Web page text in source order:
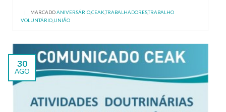
| MARCADOANIVERSÁRIOCEAK,TRABALHADORES,TRABALHO
VOLUNTÁRIO UNIÃO
30
AGO